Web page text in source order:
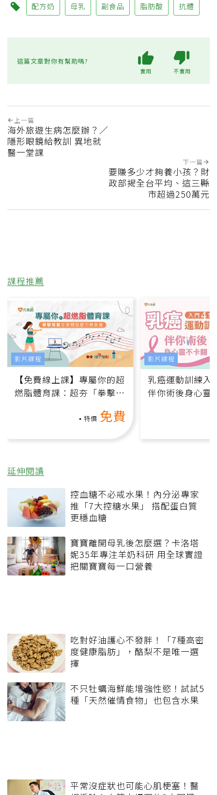
配方奶 母乳 副食品 脂肪酸 抗體
這篇文章對你有幫助嗎?
實用 不實用
上一篇
海外旅遊生病怎麼辦？／
隱形眼鏡給教訓 異地就
醫一堂課
下一篇
要賺多少才夠養小孩？財
政部揭全台平均、這三縣
市超過250萬元
課程推薦
【免費線上課】專屬你的超
燃脂體育課：超夯「拳擊有
特價 免費
影片課程
乳癌運動訓練入
伴你術後身心靈
影片課程
延伸閱讀
控血糖不必戒水果！內分泌專家
推「7大控糖水果」 搭配蛋白質
更穩血糖
寶寶離開母乳後怎麼選？卡洛塔
妮35年專注羊奶科研 用全球實證
把關寶寶每一口營養
吃對好油護心不發胖！「7種高密
度健康脂肪」，酪梨不是唯一選
擇
不只牡蠣海鮮能增強性慾！試試5
種「天然催情食物」也包含水果
平常沒症狀也可能心肌梗塞！醫